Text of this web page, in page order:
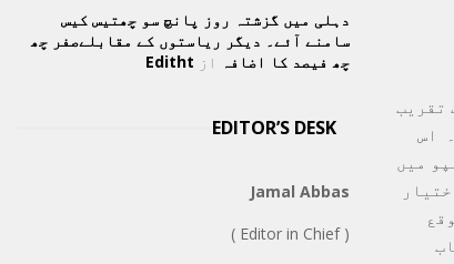
ایجوکیشن ایکسپو 2024 صرف ایک تقریب
اس
میں
دہلی میں گزشتہ روز پانچ سو چھتیس کیس
سامنے آئے۔ دیگر ریاستوں کے مقابلےصفر چھ
چھ فیصد کا اضافہ از Editht
EDITOR’S DESK
Jamal Abbas
( Editor in Chief )